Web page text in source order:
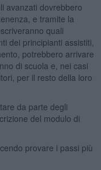
avanzati dovrebbero
e tramite la
quali
dei principianti assistiti,
potrebbero arrivare
di scuola e, nei casi
per il resto della loro
da parte degli
del modulo di
provare i passi più